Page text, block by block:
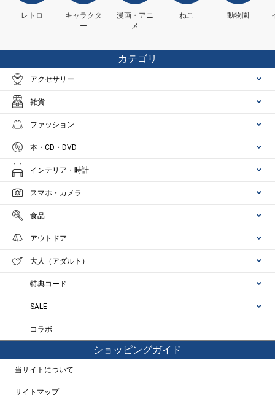
レトロ
キャラクタ
ー
漫画・アニ
メ
ねこ 動物園
カテゴリ
アクセサリー
雑貨
ファッション
本・CD・DVD
インテリア・時計
スマホ・カメラ
食品
アウトドア
大人（アダルト）
特典コード
SALE
コラボ
ショッピングガイド
当サイトについて
サイトマップ